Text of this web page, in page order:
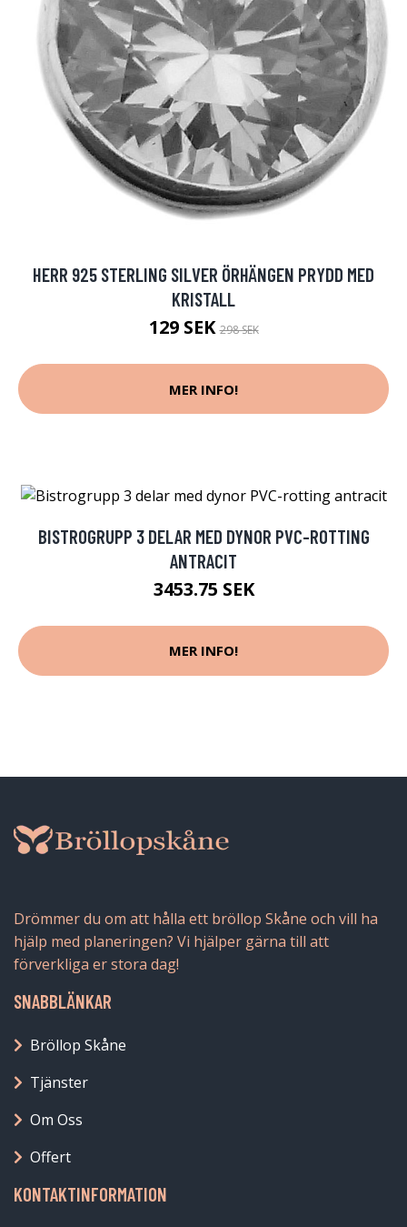
HERR 925 STERLING SILVER ÖRHÄNGEN PRYDD MED
KRISTALL
129 SEK298 SEK
MER INFO!
BISTROGRUPP 3 DELAR MED DYNOR PVC-ROTTING
ANTRACIT
3453.75 SEK
MER INFO!
Drömmer du om att hålla ett bröllop Skåne och vill ha
hjälp med planeringen? Vi hjälper gärna till att
förverkliga er stora dag!
SNABBLÄNKAR
Bröllop Skåne
Tjänster
Om Oss
Offert
KONTAKTINFORMATION